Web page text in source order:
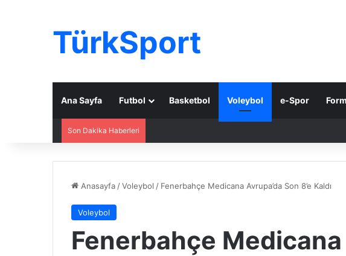
TürkSport
Ana Sayfa Futbol Basketbol Voleybol e-Spor
Son Dakika Haberleri
Anasayfa /Voleybol / Fenerbahçe Medicana Avrupa’da Son 8’e Kaldı
Voleybol
Fenerbahçe Medicana